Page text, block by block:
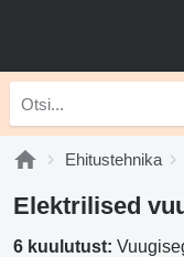
Ehitustehnika
Elektrilised
6 kuulutust: